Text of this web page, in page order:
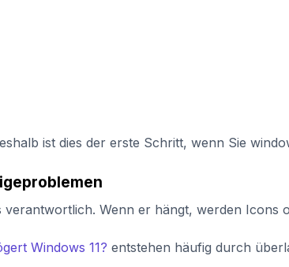
ist dies der erste Schritt, wenn Sie
Wenn er hängt, werden Icons
Windows 11? entstehen häufig durch